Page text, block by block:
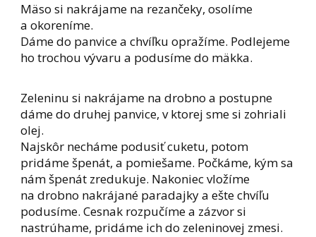
Mäso si nakrájame na rezančeky, osolíme
a okoreníme.
Dáme do panvice a chvíľku opražíme. Podlejeme
ho trochou vývaru a podusíme do mäkka.
Zeleninu si nakrájame na drobno a postupne
dáme do druhej panvice, v ktorej sme si zohriali
olej.
Najskôr necháme podusiť cuketu, potom
pridáme špenát, a pomiešame. Počkáme, kým sa
nám špenát zredukuje. Nakoniec vložíme
na drobno nakrájané paradajky a ešte chvíľu
podusíme. Cesnak rozpučíme a zázvor si
nastrúhame, pridáme ich do zeleninovej zmesi.